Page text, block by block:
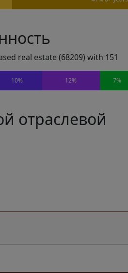
real estate (68209) with 151
10% 12% 7%
отраслевой